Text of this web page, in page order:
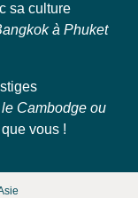
sa culture
à Phuket
Cambodge ou
vous !